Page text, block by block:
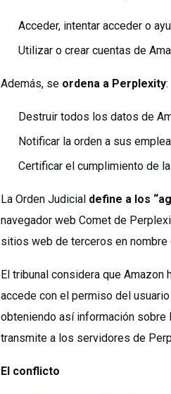
Acceder, intentar acceder o
Utilizar o crear cuentas de
Además, se ordena a Perplexity:
Destruir todos los datos de
Notificar la orden a sus
Certificar el cumplimiento de
La Orden Judicial define a los
navegador web Comet de
sitios web de terceros en
El tribunal considera que
accede con el permiso del
obteniendo así información sobre
transmite a los servidores de
El conflicto